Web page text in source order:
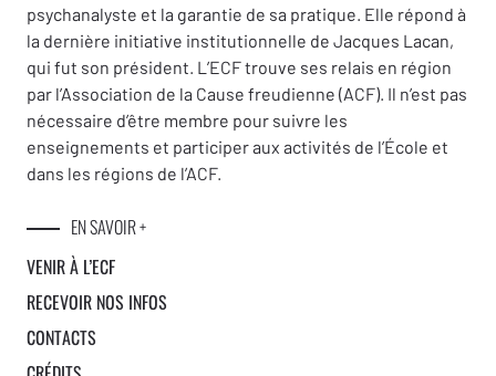
psychanalyste et la garantie de sa pratique. Elle répond à
la dernière initiative institutionnelle de Jacques Lacan,
qui fut son président. L’ECF trouve ses relais en région
par l’Association de la Cause freudienne (ACF). Il n’est pas
nécessaire d’être membre pour suivre les
enseignements et participer aux activités de l’École et
dans les régions de l’ACF.
EN SAVOIR +
VENIR À L’ECF
RECEVOIR NOS INFOS
CONTACTS